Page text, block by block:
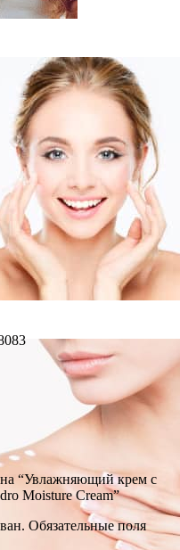
на “Увлажняющий крем с
Moisture Cream”
Обязательные поля